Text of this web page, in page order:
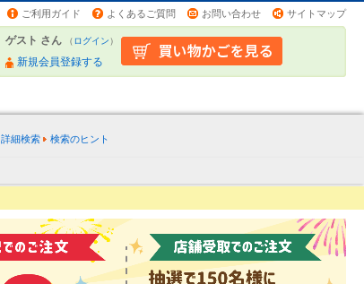
ご利用ガイド よくあるご質問 お問い合わせ サイトマップ
ゲスト さん （ログイン）
新規会員登録する
詳細検索 検索のヒント